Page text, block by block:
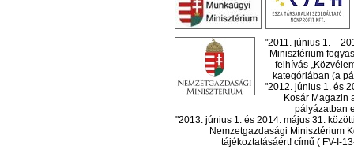
"2011. június 1. –
Minisztérium
felhívás
kategóriában (a
"2012. június 1. és
Kosár Magazin
pályázatban
"2013. június 1. és 2014. május 31.
Nemzetgazdasági Minisztérium
tájékoztatásáért! című ( FV-I-